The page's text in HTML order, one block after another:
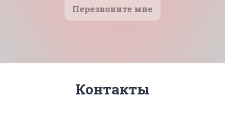
Перезвоните мне
Контакты